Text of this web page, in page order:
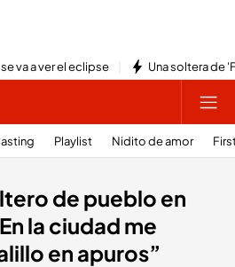
va a ver el eclipse Una soltera de
Playlist Nidito de amor
de pueblo en
la ciudad me
en apuros”